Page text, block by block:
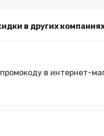
в других
в интернет-